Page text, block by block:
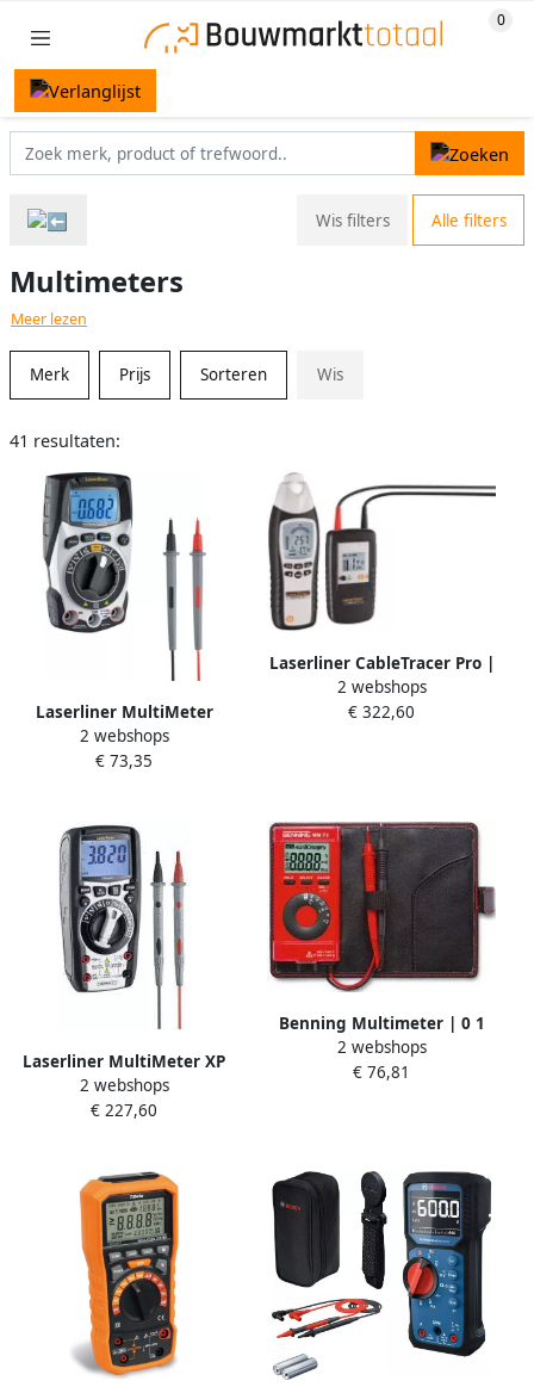
Wis filters Alle filters
Multimeters
Meer lezen
Merk Prijs Sorteren Wis
41 resultaten:
Laserliner MultiMeter
Pocket XP MultiMeter
Pocket XP| Compact |
2 webshops
€ 73,35
Laserliner CableTracer Pro |
Multimeter | IQ serie
083.070A
2 webshops
€ 322,60
Laserliner MultiMeter XP
MulitiMeter XP | Digitaal |
Bluetooth 083.037A
2 webshops
€ 227,60
Benning Multimeter | 0 1
mV-600 V AC DC | RMS | 1
stuk 044084
2 webshops
€ 76,81